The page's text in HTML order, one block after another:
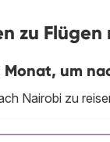
zu
um
Nairobi zu